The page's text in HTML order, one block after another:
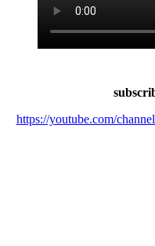
https://youtube.com/